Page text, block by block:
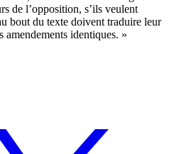
de l’opposition, s’ils veulent
bout du texte doivent traduire leur
identiques. »